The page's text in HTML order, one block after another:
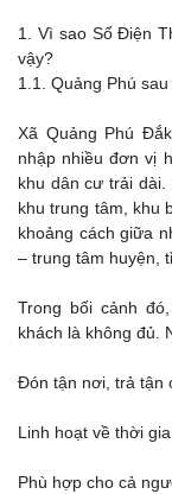
1. Vì sao Số Điện
vậy?
1.1. Quảng Phú
Xã Quảng Phú
nhập nhiều đơn vị
khu dân cư trải
khu trung tâm, khu
khoảng cách giữa
– trung tâm huyện,
Trong bối cảnh
khách là không đủ.
Đón tận nơi, trả tận
Linh hoạt về thời
Phù hợp cho cả